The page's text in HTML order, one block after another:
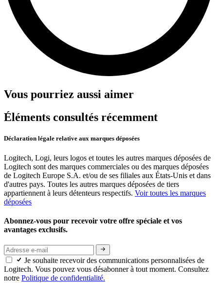
Vous pourriez aussi aimer
Éléments consultés récemment
Déclaration légale relative aux marques déposées
Logitech, Logi, leurs logos et toutes les autres marques déposées de
Logitech sont des marques commerciales ou des marques déposées
de Logitech Europe S.A. et/ou de ses filiales aux États-Unis et dans
d'autres pays. Toutes les autres marques déposées de tiers
appartiennent à leurs détenteurs respectifs. Voir toutes les marques
déposées
Abonnez-vous pour recevoir votre offre spéciale et vos
avantages exclusifs.
Je souhaite recevoir des communications personnalisées de
Logitech. Vous pouvez vous désabonner à tout moment. Consultez
notre Politique de confidentialité.